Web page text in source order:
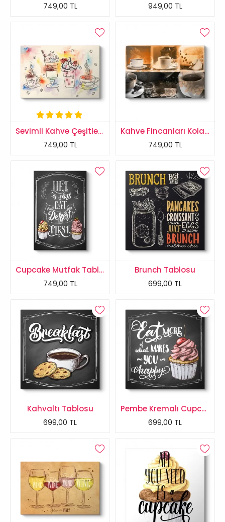
749,00 TL 949,00 TL
Sevimli Kahve Çeşitleri Tablosu
749,00 TL
Kahve Fincanları Kolaj Tablosu
749,00 TL
Cupcake Mutfak Tablosu
749,00 TL
Brunch Tablosu
699,00 TL
Kahvaltı Tablosu
699,00 TL
Pembe Kremalı Cupcake Tablosu
699,00 TL